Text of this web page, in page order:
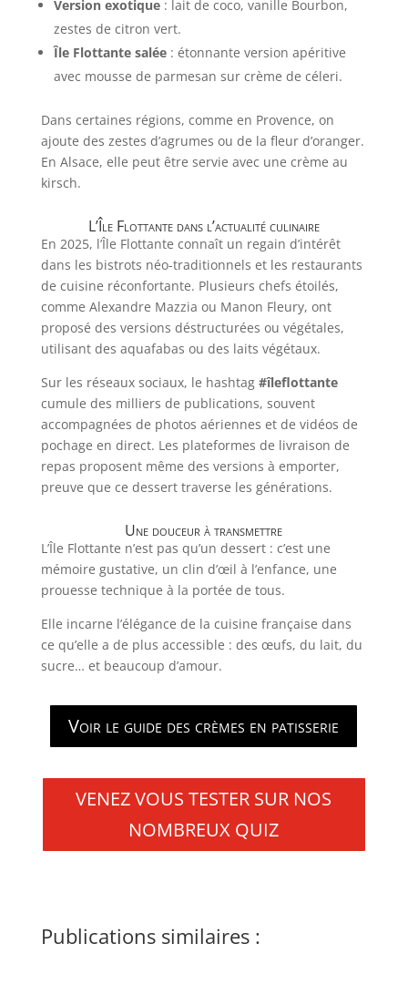
Version exotique: lait de coco, vanille Bourbon,
zestes de citron vert.
Île Flottante salée: étonnante version apéritive
avec mousse de parmesan sur crème de céleri.
Dans certaines régions, comme en Provence, on
ajoute des zestes d’agrumes ou de la fleur d’oranger.
En Alsace, elle peut être servie avec une crème au
kirsch.
L’Île Flottante dans l’actualité culinaire
En 2025, l’Île Flottante connaît un regain d’intérêt
dans les bistrots néo-traditionnels et les restaurants
de cuisine réconfortante. Plusieurs chefs étoilés,
comme Alexandre Mazzia ou Manon Fleury, ont
proposé des versions déstructurées ou végétales,
utilisant des aquafabas ou des laits végétaux.
Sur les réseaux sociaux, le hashtag #îleflottante
cumule des milliers de publications, souvent
accompagnées de photos aériennes et de vidéos de
pochage en direct. Les plateformes de livraison de
repas proposent même des versions à emporter,
preuve que ce dessert traverse les générations.
Une douceur à transmettre
L’Île Flottante n’est pas qu’un dessert : c’est une
mémoire gustative, un clin d’œil à l’enfance, une
prouesse technique à la portée de tous.
Elle incarne l’élégance de la cuisine française dans
ce qu’elle a de plus accessible : des œufs, du lait, du
sucre… et beaucoup d’amour.
Voir le guide des crèmes en patisserie
VENEZ VOUS TESTER SUR NOS
NOMBREUX QUIZ
Publications similaires :